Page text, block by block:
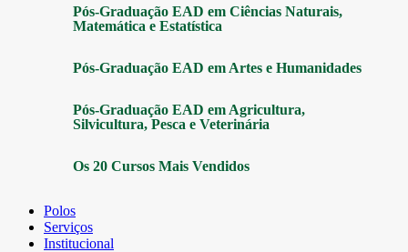
Pós-Graduação EAD em Ciências Naturais,
Matemática e Estatística
Pós-Graduação EAD em Artes e Humanidades
Pós-Graduação EAD em Agricultura,
Silvicultura, Pesca e Veterinária
Os 20 Cursos Mais Vendidos
Polos
Serviços
Institucional